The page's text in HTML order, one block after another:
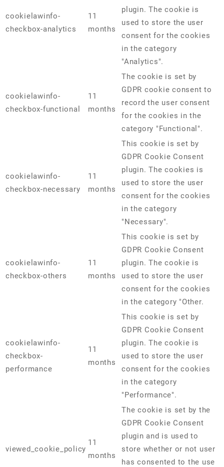
cookielawinfo-
checkbox-analytics
11
months
plugin. The cookie is
used to store the user
consent for the cookies
in the category
"Analytics".
cookielawinfo-
checkbox-functional
11
months
The cookie is set by
GDPR cookie consent to
record the user consent
for the cookies in the
category "Functional".
cookielawinfo-
checkbox-necessary
11
months
This cookie is set by
GDPR Cookie Consent
plugin. The cookies is
used to store the user
consent for the cookies
in the category
"Necessary".
cookielawinfo-
checkbox-others
11
months
This cookie is set by
GDPR Cookie Consent
plugin. The cookie is
used to store the user
consent for the cookies
in the category "Other.
cookielawinfo-
checkbox-
performance
11
months
This cookie is set by
GDPR Cookie Consent
plugin. The cookie is
used to store the user
consent for the cookies
in the category
"Performance".
viewed_cookie_policy
11
months
The cookie is set by the
GDPR Cookie Consent
plugin and is used to
store whether or not user
has consented to the use